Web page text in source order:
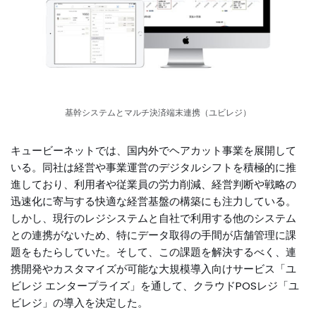
基幹システムとマルチ決済端末連携（ユビレジ）
キュービーネットでは、国内外でヘアカット事業を展開して
いる。同社は経営や事業運営のデジタルシフトを積極的に推
進しており、利用者や従業員の労力削減、経営判断や戦略の
迅速化に寄与する快適な経営基盤の構築にも注力している。
しかし、現行のレジシステムと自社で利用する他のシステム
との連携がないため、特にデータ取得の手間が店舗管理に課
題をもたらしていた。そして、この課題を解決するべく、連
携開発やカスタマイズが可能な大規模導入向けサービス「ユ
ビレジ エンタープライズ」を通して、クラウドPOSレジ「ユ
ビレジ」の導入を決定した。